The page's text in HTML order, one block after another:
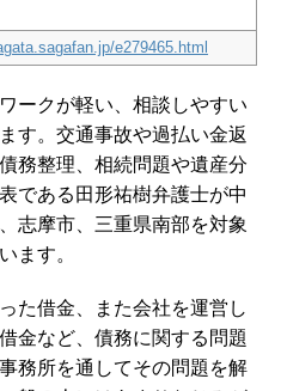
e279465.html
ークが軽い、相談しやすい
す。交通事故や過払い金返
務整理、相続問題や遺産分
である田形祐樹弁護士が中
志摩市、三重県南部を対象
ます。
た借金、また会社を運営し
金など、債務に関する問題
務所を通してその問題を解